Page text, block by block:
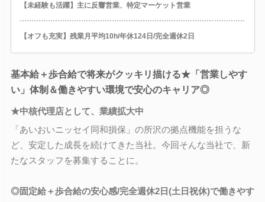
【未経験も活躍】主に反響営業、特定マーケット営業
【オフも充実】残業月平均10h/年休124日/完全週休2日
基本給＋歩合給で将来がクッキリ描ける★「営業しやす
い」体制＆働きやすい環境で安心のキャリア◎
★中核代理店として、業績拡大中
「あいおいニッセイ同和損保」の所沢の拠点機能を担うな
ど、安定した成長を続けてきた当社。今回そんな当社で、新
たなスタッフを募集することに。
◎固定給＋歩合給の安心感/完全週休2日(土日祝休)で働きやす